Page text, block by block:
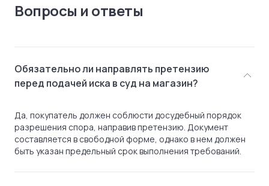
Вопросы и ответы
Обязательно ли направлять претензию
перед подачей иска в суд на магазин?
Да, покупатель должен соблюсти досудебный порядок
разрешения спора, направив претензию. Документ
составляется в свободной форме, однако в нем должен
быть указан предельный срок выполнения требований.